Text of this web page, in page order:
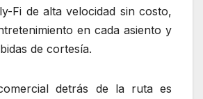
Fi de alta velocidad sin costo,
en cada asiento y
de cortesía.
detrás de la ruta es